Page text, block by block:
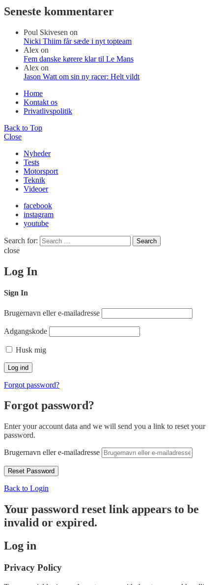
Seneste kommentarer
Poul Skivesen on
Nicki Thiim får sæde i nyt topteam
Alex on
Fem danske kørere klar til Le Mans
Alex on
Jason Watt om sin ny racer: Helt vildt
Home
Kontakt os
Privatlivspolitik
Back to Top
Close
Nyheder
Tests
Motorsport
Teknik
Videoer
facebook
instagram
youtube
Search for: Search
close
Log In
Sign In
Brugernavn eller e-mailadresse
Adgangskode
Husk mig
Forgot password?
Forgot password?
Enter your account data and we will send you a link to reset your
password.
Brugernavn eller e-mailadresse
Back to Login
Your password reset link appears to be
invalid or expired.
Log in
Privacy Policy